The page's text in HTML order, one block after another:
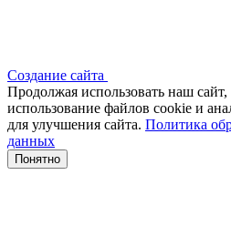
Создание сайта
Продолжая использовать наш сайт,
использование файлов сооkіе и
для улучшения сайта. Политика
данных
Понятно